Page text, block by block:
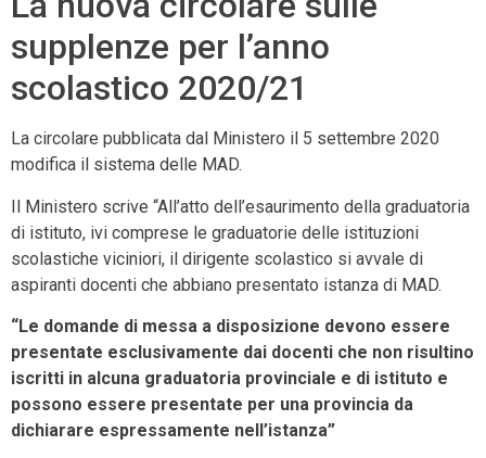
supplenze per l’anno
scolastico 2020/21
La circolare pubblicata dal Ministero il 5 settembre 2020
modifica il sistema delle MAD.
Il Ministero scrive “All’atto dell’esaurimento della graduatoria
di istituto, ivi comprese le graduatorie delle istituzioni
scolastiche viciniori, il dirigente scolastico si avvale di
aspiranti docenti che abbiano presentato istanza di MAD.
“Le domande di messa a disposizione devono essere
presentate esclusivamente dai docenti che non risultino
iscritti in alcuna graduatoria provinciale e di istituto e
possono essere presentate per una provincia da
dichiarare espressamente nell’istanza”